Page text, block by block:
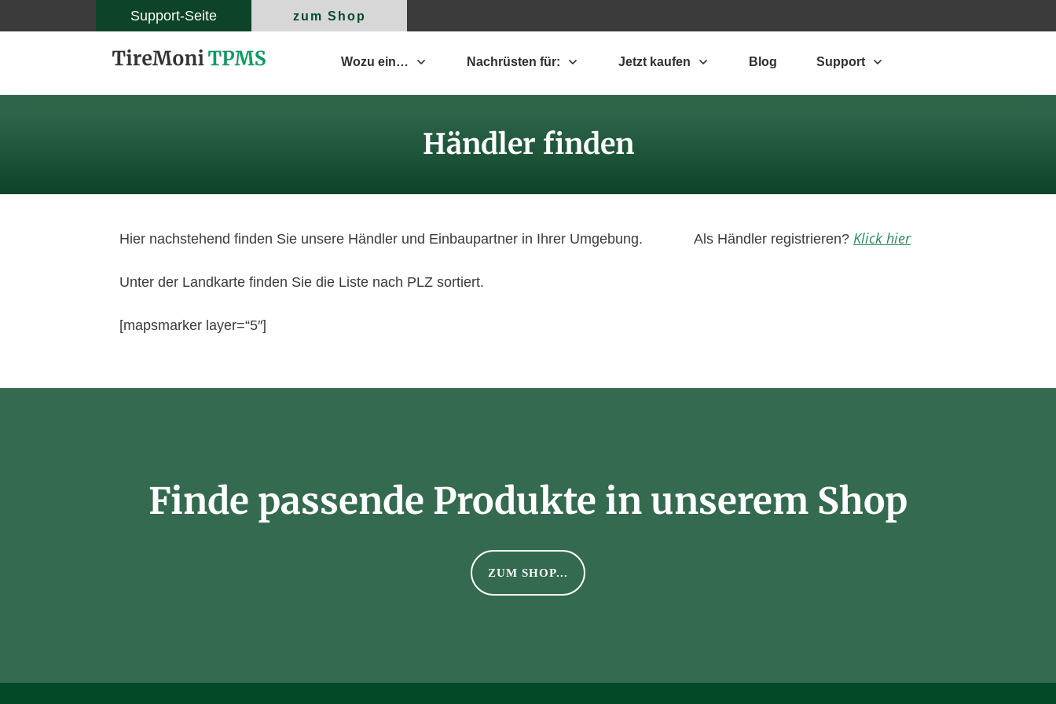
Support-Seite zum Shop
Wozu ein… Nachrüsten für: Jetzt kaufen Blog Support
Händler finden
Hier nachstehend finden Sie unsere Händler und Einbaupartner in Ihrer Umgebung. Als Händler registrieren? Klick hier
Unter der Landkarte finden Sie die Liste nach PLZ sortiert.
[mapsmarker layer=“5″]
Finde passende Produkte in unserem Shop
ZUM SHOP...